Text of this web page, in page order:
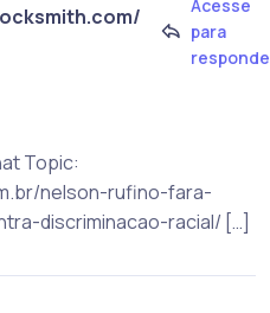
Acesse
para
Topic:
nelson-rufino-fara-
discriminacao-racial/ […]